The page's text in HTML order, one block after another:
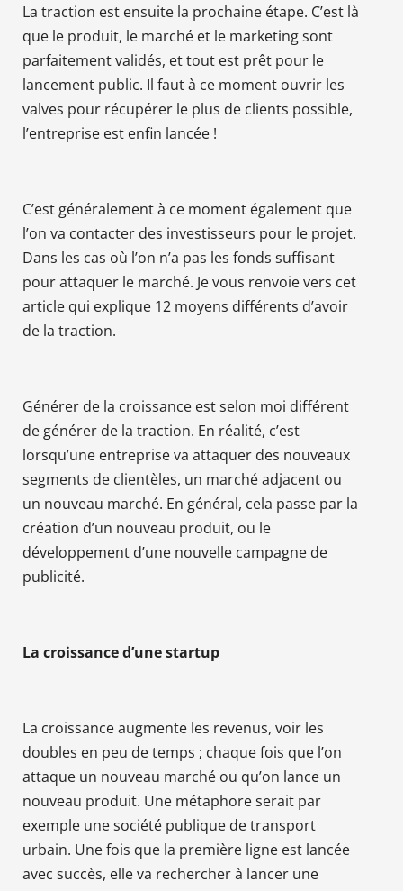
La traction est ensuite la prochaine étape. C’est là
que le produit, le marché et le marketing sont
parfaitement validés, et tout est prêt pour le
lancement public. Il faut à ce moment ouvrir les
valves pour récupérer le plus de clients possible,
l’entreprise est enfin lancée !
C’est généralement à ce moment également que
l’on va contacter des investisseurs pour le projet.
Dans les cas où l’on n’a pas les fonds suffisant
pour attaquer le marché. Je vous renvoie vers cet
article qui explique 12 moyens différents d’avoir
de la traction.
Générer de la croissance est selon moi différent
de générer de la traction. En réalité, c’est
lorsqu’une entreprise va attaquer des nouveaux
segments de clientèles, un marché adjacent ou
un nouveau marché. En général, cela passe par la
création d’un nouveau produit, ou le
développement d’une nouvelle campagne de
publicité.
La croissance d’une startup
La croissance augmente les revenus, voir les
doubles en peu de temps ; chaque fois que l’on
attaque un nouveau marché ou qu’on lance un
nouveau produit. Une métaphore serait par
exemple une société publique de transport
urbain. Une fois que la première ligne est lancée
avec succès, elle va rechercher à lancer une